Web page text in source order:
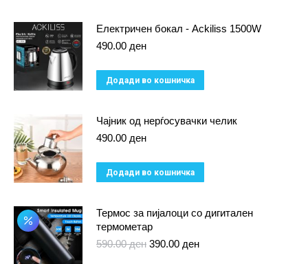
Електричен бокал - Ackiliss 1500W
490.00 ден
Додади во кошничка
Чајник од нерѓосувачки челик
490.00 ден
Додади во кошничка
Термос за пијалоци со дигитален
термометар
590.00ден Original
390.00 денCurrent